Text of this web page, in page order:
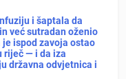
i šaptala da
već sutradan oženio
je ispod zavoja ostao
riječ — i da iza
državna odvjetnica i